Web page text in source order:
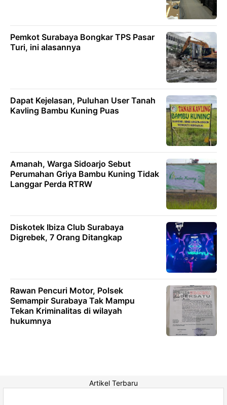
Pemkot Surabaya Bongkar TPS Pasar
Turi, ini alasannya
Dapat Kejelasan, Puluhan User Tanah
Kavling Bambu Kuning Puas
Amanah, Warga Sidoarjo Sebut
Perumahan Griya Bambu Kuning Tidak
Langgar Perda RTRW
Diskotek Ibiza Club Surabaya
Digrebek, 7 Orang Ditangkap
Rawan Pencuri Motor, Polsek
Semampir Surabaya Tak Mampu
Tekan Kriminalitas di wilayah
hukumnya
Artikel Terbaru